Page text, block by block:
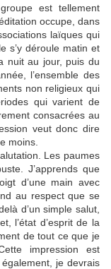
est tellement
occupe, dans
laïques qui
s’y déroule matin et
nuit au jour, puis du
l’ensemble des
non religieux qui
qui varient de
consacrées au
veut donc dire
moins.
Les paumes
J’apprends que
d’une main avec
au respect que se
d’un simple salut,
l’état d’esprit de la
de tout ce que je
impression est
je devrais